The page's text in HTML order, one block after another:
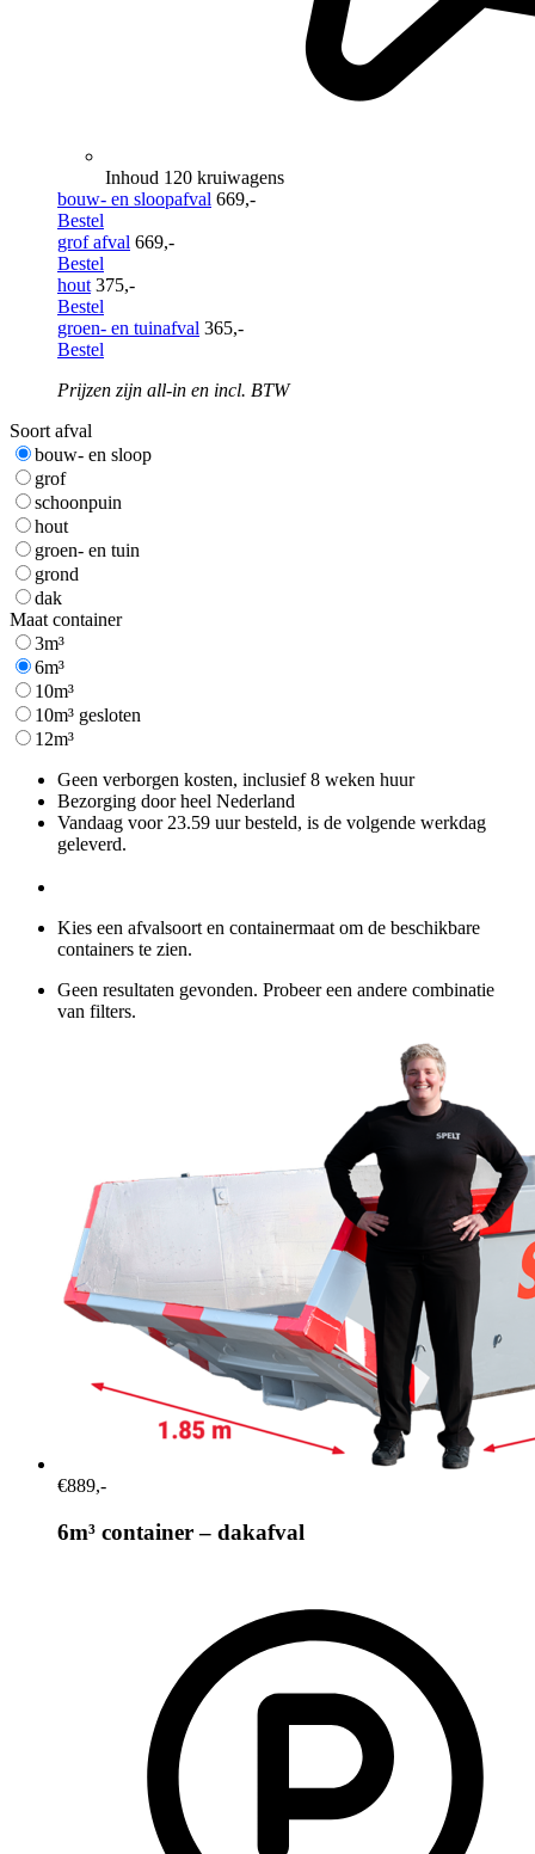
Inhoud 120 kruiwagens
bouw- en sloopafval 669,-
Bestel
grof afval 669,-
Bestel
hout 375,-
Bestel
groen- en tuinafval 365,-
Bestel
Prijzen zijn all-in en incl. BTW
Soort afval
bouw- en sloop
grof
schoonpuin
hout
groen- en tuin
grond
dak
Maat container
3m³
6m³
10m³
10m³ gesloten
12m³
Geen verborgen kosten, inclusief 8 weken huur
Bezorging door heel Nederland
Vandaag voor 23.59 uur besteld, is de volgende werkdag
geleverd.
Kies een afvalsoort en containermaat om de beschikbare
containers te zien.
Geen resultaten gevonden. Probeer een andere combinatie
van filters.
€889,-
6m³ container – dakafval